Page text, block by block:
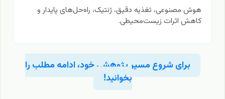
هوش مصنوعی، تغذیه دقیق، ژنتیک، راه‌حل‌های پایدار و
کاهش اثرات زیست‌محیطی.
برای شروع مسیر پژوهشی خود، ادامه مطلب را
بخوانید!